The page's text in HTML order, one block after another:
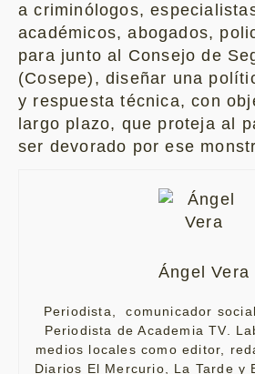
a criminólogos,
académicos, abogados,
para junto al Consejo de
(Cosepe), diseñar una
y respuesta técnica, con
largo plazo, que proteja al
ser devorado por ese
Ángel Vera
Periodista, comunicador
Periodista de Academia TV.
medios locales como editor,
Diarios El Mercurio, La Tarde y